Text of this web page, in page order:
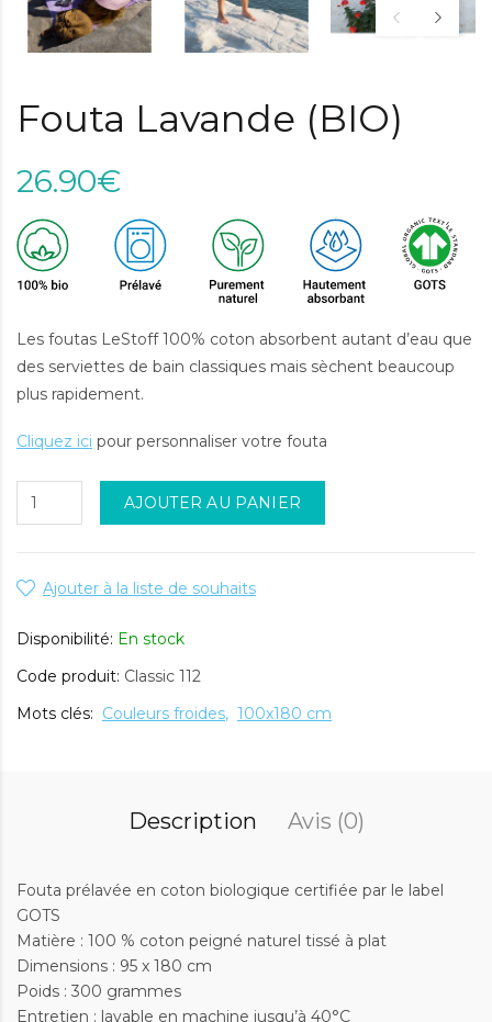
Fouta Lavande (BIO)
26.90€
Les foutas LeStoff 100% coton absorbent autant d’eau que
des serviettes de bain classiques mais sèchent beaucoup
plus rapidement.
Cliquez ici pour personnaliser votre fouta
AJOUTER AU PANIER
Ajouter à la liste de souhaits
Disponibilité: En stock
Code produit: Classic 112
Mots clés: Couleurs froides 100x180 cm
Description Avis (0)
Fouta prélavée en coton biologique certifiée par le label
GOTS
Matière : 100 % coton peigné naturel tissé à plat
Dimensions : 95 x 180 cm
Poids : 300 grammes
Entretien : lavable en machine jusqu’à 40°C